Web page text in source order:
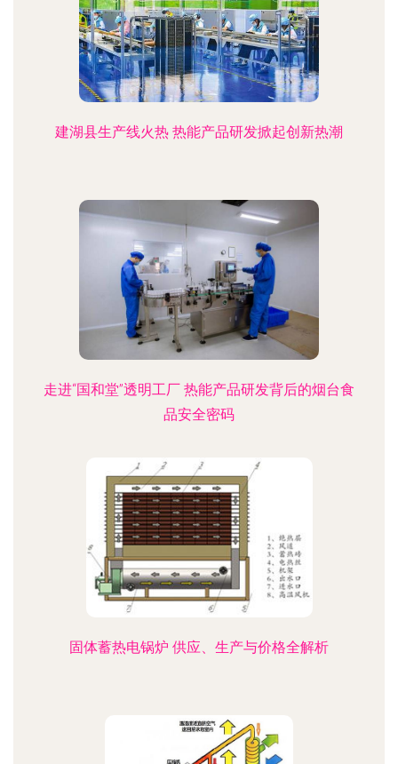
建湖县生产线火热 热能产品研发掀起创新热潮
走进“国和堂”透明工厂 热能产品研发背后的烟台食
品安全密码
固体蓄热电锅炉 供应、生产与价格全解析